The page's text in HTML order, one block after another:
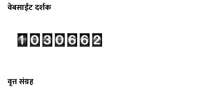
वेबसाईट दर्शक
वृत्त संग्रह